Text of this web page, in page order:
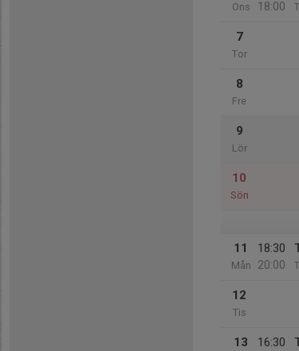
Ons
18:00
7
Tor
8
Fre
9
Lör
10
Sön
11
Mån
18:30
20:00
12
Tis
13
16:30